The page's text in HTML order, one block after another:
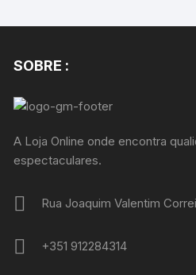
SOBRE :
A Loja Online onde encontra
espectaculares.
Rua Joaquim Valentim
+351 912284314